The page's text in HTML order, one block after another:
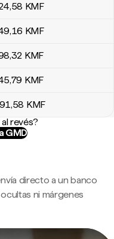
,58 KMF
,16 KMF
,32 KMF
,79 KMF
,58 KMF
revés?
GMD
directo a un banco
ni márgenes